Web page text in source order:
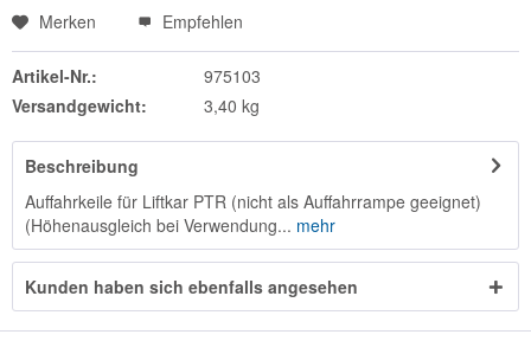
Merken Empfehlen
Artikel-Nr.:
975103
Versandgewicht:
3,40 kg
Beschreibung
Auffahrkeile für Liftkar PTR (nicht als Auffahrrampe geeignet)
(Höhenausgleich bei Verwendung... mehr
Kunden haben sich ebenfalls angesehen